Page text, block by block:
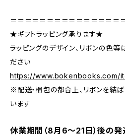
＝＝＝＝＝＝＝＝＝＝＝＝＝＝＝
★ギフトラッピング承ります★
ラッピングのデザイン、リボンの色
ださい
https://www.bokenbooks.com/
※配送・梱包の都合上、リボンを結
います
休業期間（8月6〜21日）後の